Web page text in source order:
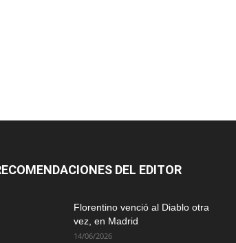
DEL EDITOR
Florentino venció al Diablo otra
vez, en Madrid
14/06/2026